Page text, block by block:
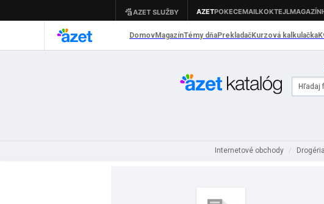
Internetové obchody /